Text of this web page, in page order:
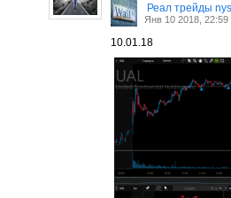
Реал трейды
Янв 10 2018, 22:59
10.01.18